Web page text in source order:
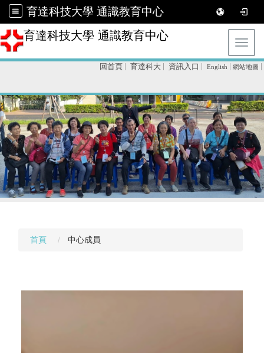
育達科技大學 通識教育中心
育達科技大學 通識教育中心
回首頁 育達科大 資訊入口 English 網站地圖
首頁 中心成員